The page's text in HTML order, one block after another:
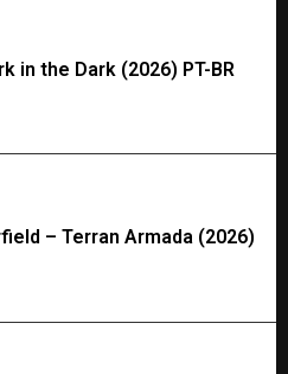
in the Dark (2026) PT-BR
– Terran Armada (2026)